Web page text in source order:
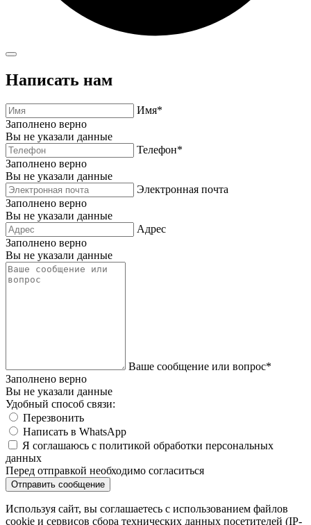
Написать нам
Имя*
Заполнено верно
Вы не указали данные
Телефон*
Заполнено верно
Вы не указали данные
Электронная почта
Заполнено верно
Вы не указали данные
Адрес
Заполнено верно
Вы не указали данные
Ваше сообщение или вопрос*
Заполнено верно
Вы не указали данные
Удобный способ связи:
Перезвонить
Написать в WhatsApp
Я соглашаюсь с политикой обработки персональных
данных
Перед отправкой необходимо согласиться
Используя сайт, вы соглашаетесь с использованием файлов
cookie и сервисов сбора технических данных посетителей (IP-